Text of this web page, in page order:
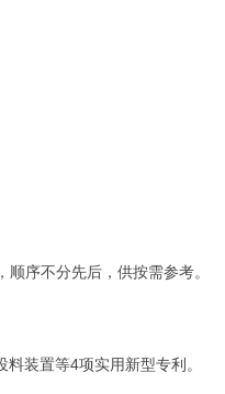
序不分先后，供按需参考。
装置等4项实用新型专利。